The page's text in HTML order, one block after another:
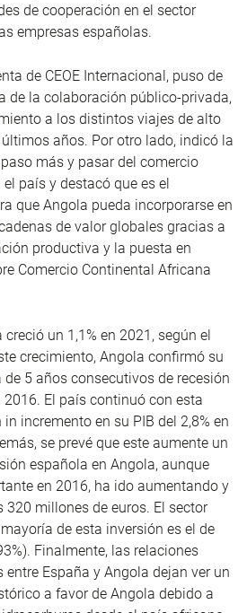
de cooperación en el sector
empresas españolas.
de CEOE Internacional, puso de
de la colaboración público-privada,
a los distintos viajes de alto
años. Por otro lado, indicó la
más y pasar del comercio
país y destacó que es el
que Angola pueda incorporarse en
de valor globales gracias a
productiva y la puesta en
Comercio Continental Africana
un 1,1% en 2021, según el
crecimiento, Angola confirmó su
5 años consecutivos de recesión
El país continuó con esta
incremento en su PIB del 2,8% en
se prevé que este aumente un
española en Angola, aunque
en 2016, ha ido aumentando y
320 millones de euros. El sector
de esta inversión es el de
Finalmente, las relaciones
España y Angola dejan ver un
a favor de Angola debido a